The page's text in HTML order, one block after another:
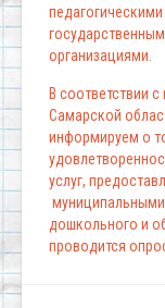
организациями.
В соответствии
Самарской
информируем о
услуг,
дошкольного и
проводится